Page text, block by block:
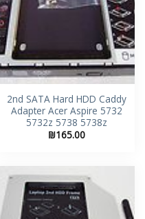
2nd SATA Hard HDD Caddy
Adapter Acer Aspire 5732
5732z 5738 5738z
₪165.00